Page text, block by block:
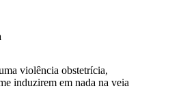
violência obstetrícia,
induzirem em nada na veia